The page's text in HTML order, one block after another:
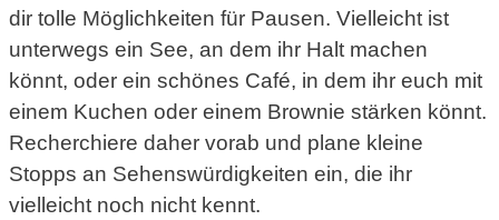
dir tolle Möglichkeiten für Pausen. Vielleicht ist
unterwegs ein See, an dem ihr Halt machen
könnt, oder ein schönes Café, in dem ihr euch mit
einem Kuchen oder einem Brownie stärken könnt.
Recherchiere daher vorab und plane kleine
Stopps an Sehenswürdigkeiten ein, die ihr
vielleicht noch nicht kennt.